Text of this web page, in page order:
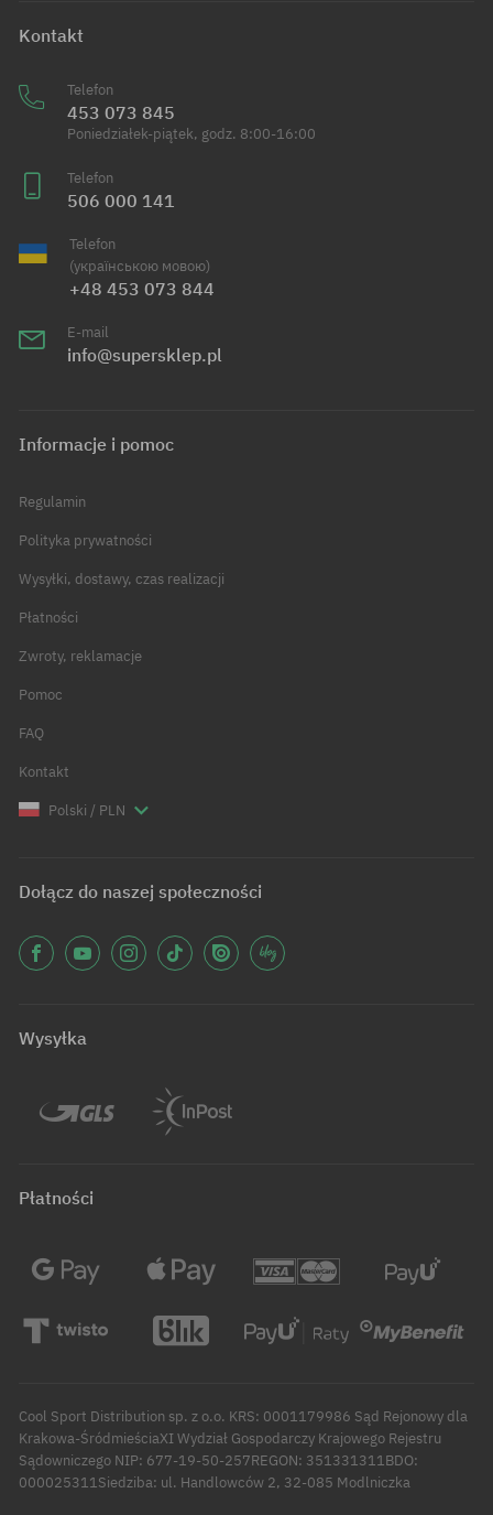
Kontakt
Telefon
453 073 845
Poniedziałek-piątek, godz. 8:00-16:00
Telefon
506 000 141
Telefon
(українською мовою)
+48 453 073 844
E-mail
info@supersklep.pl
Informacje i pomoc
Regulamin
Polityka prywatności
Wysyłki, dostawy, czas realizacji
Płatności
Zwroty, reklamacje
Pomoc
FAQ
Kontakt
Polski / PLN
Dołącz do naszej społeczności
Wysyłka
Płatności
Cool Sport Distribution sp. z o.o. KRS: 0001179986 Sąd Rejonowy dla
Krakowa-ŚródmieściaXI Wydział Gospodarczy Krajowego Rejestru
Sądowniczego NIP: 677-19-50-257REGON: 351331311BDO:
000025311Siedziba: ul. Handlowców 2, 32-085 Modlniczka